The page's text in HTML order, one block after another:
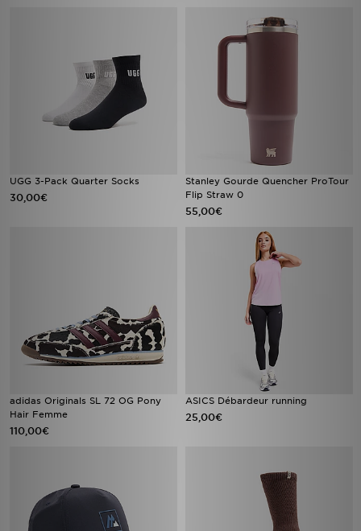
UGG 3-Pack Quarter Socks
30,00€
Stanley Gourde Quencher ProTour
Flip Straw 0
55,00€
adidas Originals SL 72 OG Pony
Hair Femme
110,00€
ASICS Débardeur running
25,00€